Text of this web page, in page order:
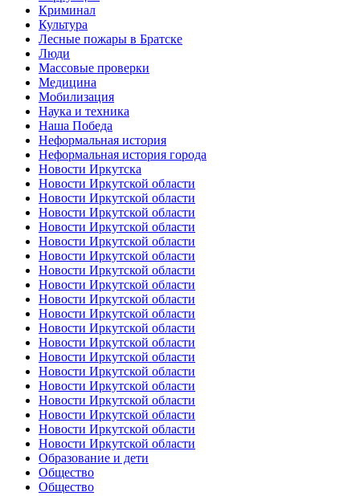
Криминал
Культура
Лесные пожары в Братске
Люди
Массовые проверки
Медицина
Мобилизация
Наука и техника
Наша Победа
Неформальная история
Неформальная история города
Новости Иркутска
Новости Иркутской области
Новости Иркутской области
Новости Иркутской области
Новости Иркутской области
Новости Иркутской области
Новости Иркутской области
Новости Иркутской области
Новости Иркутской области
Новости Иркутской области
Новости Иркутской области
Новости Иркутской области
Новости Иркутской области
Новости Иркутской области
Новости Иркутской области
Новости Иркутской области
Новости Иркутской области
Новости Иркутской области
Новости Иркутской области
Новости Иркутской области
Образование и дети
Общество
Общество